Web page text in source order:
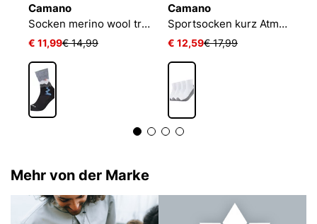
Camano
Socken merino wool trekking
€ 11,99€ 14,99
Camano
Sportsocken kurz Atmungsaktiv Bequem Perfekte Passform Tennissocken Verstärkt Herren und Damen pro tex
€ 12,59€ 17,99
Mehr von der Marke